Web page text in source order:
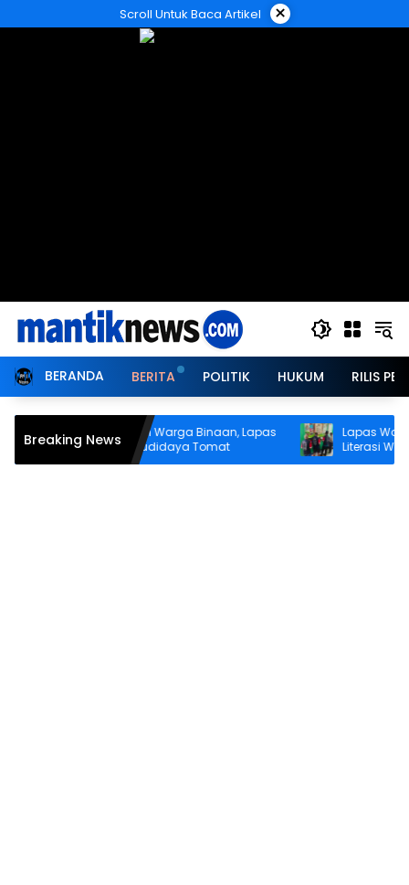
ke
Scroll Untuk Baca Artikel ×
BERANDA BERITA POLITIK HUKUM RILIS
Breaking News
Bina Kemandirian Warga Binaan, Lapas
Wahai Perluas Budidaya Tomat
Lapas Wahai
Literasi Warga
Perpustakaan